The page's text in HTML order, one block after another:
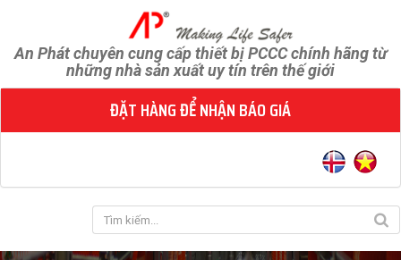
An Phát chuyên cung cấp thiết bị PCCC chính hãng từ
những nhà sản xuất uy tín trên thế giới
ĐẶT HÀNG ĐỂ NHẬN BÁO GIÁ